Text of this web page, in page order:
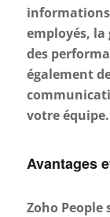
employés, la
des
également
votre équipe.
Avantages
Zoho